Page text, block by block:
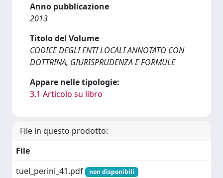
Anno pubblicazione
2013
Titolo del Volume
CODICE DEGLI ENTI LOCALI ANNOTATO CON
DOTTRINA, GIURISPRUDENZA E FORMULE
Appare nelle tipologie:
3.1 Articolo su libro
File in questo prodotto:
File
tuel_perini_41.pdf
non disponibili